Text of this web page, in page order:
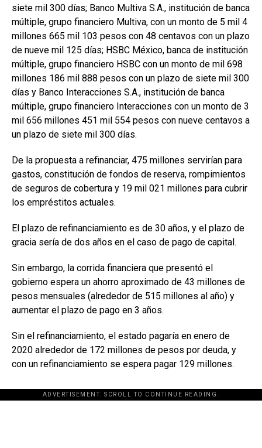
siete mil 300 días; Banco Multiva S.A., institución de banca
múltiple, grupo financiero Multiva, con un monto de 5 mil 4
millones 665 mil 103 pesos con 48 centavos con un plazo
de nueve mil 125 días; HSBC México, banca de institución
múltiple, grupo financiero HSBC con un monto de mil 698
millones 186 mil 888 pesos con un plazo de siete mil 300
días y Banco Interacciones S.A., institución de banca
múltiple, grupo financiero Interacciones con un monto de 3
mil 656 millones 451 mil 554 pesos con nueve centavos a
un plazo de siete mil 300 días.
De la propuesta a refinanciar, 475 millones servirían para
gastos, constitución de fondos de reserva, rompimientos
de seguros de cobertura y 19 mil 021 millones para cubrir
los empréstitos actuales.
El plazo de refinanciamiento es de 30 años, y el plazo de
gracia sería de dos años en el caso de pago de capital.
Sin embargo, la corrida financiera que presentó el
gobierno espera un ahorro aproximado de 43 millones de
pesos mensuales (alrededor de 515 millones al año) y
aumentar el plazo de pago en 3 años.
Sin el refinanciamiento, el estado pagaría en enero de
2020 alrededor de 172 millones de pesos por deuda, y
con un refinanciamiento se espera pagar 129 millones.
ADVERTISEMENT. SCROLL TO CONTINUE READING.
[adsforwp id="243463"]